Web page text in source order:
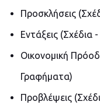
Προσκλήσεις
Εντάξεις
Οικονομική
Γραφήματα)
Προβλέψεις